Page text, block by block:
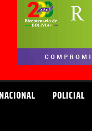
POLICIAL